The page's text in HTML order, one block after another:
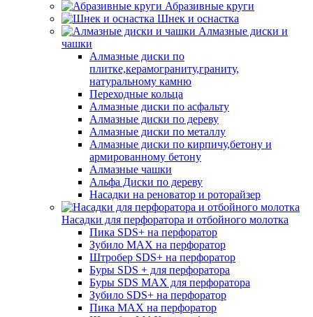
Абразивные круги
Шнек и оснастка
Алмазные диски и
чашки
Алмазные диски по
плитке,керамограниту,граниту,
натуральному камню
Переходные кольца
Алмазные диски по асфальту
Алмазные диски по дереву
Алмазные диски по металлу
Алмазные диски по кирпичу,бетону и
армированному бетону
Алмазные чашки
Альфа Диски по дереву
Насадки на реноватор и роторайзер
Насадки для перфоратора и отбойного молотка
Пика SDS+ на перфоратор
Зубило MAX на перфоратор
Штробер SDS+ на перфоратор
Буры SDS + для перфоратора
Буры SDS MAX для перфоратора
Зубило SDS+ на перфоратор
Пика MAX на перфоратор